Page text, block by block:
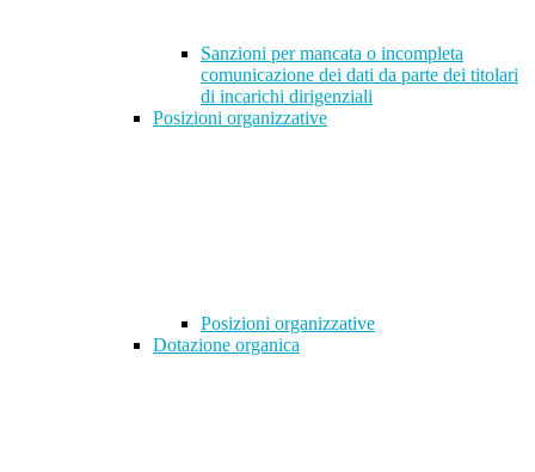
Sanzioni per mancata o incompleta
comunicazione dei dati da parte dei titolari
di incarichi dirigenziali
Posizioni organizzative
Posizioni organizzative
Dotazione organica